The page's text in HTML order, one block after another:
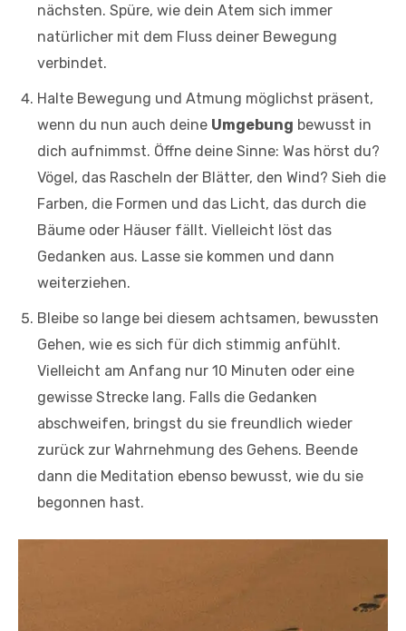
nächsten. Spüre, wie dein Atem sich immer
natürlicher mit dem Fluss deiner Bewegung
verbindet.
Halte Bewegung und Atmung möglichst präsent,
wenn du nun auch deine Umgebung bewusst in
dich aufnimmst. Öffne deine Sinne: Was hörst du?
Vögel, das Rascheln der Blätter, den Wind? Sieh die
Farben, die Formen und das Licht, das durch die
Bäume oder Häuser fällt. Vielleicht löst das
Gedanken aus. Lasse sie kommen und dann
weiterziehen.
Bleibe so lange bei diesem achtsamen, bewussten
Gehen, wie es sich für dich stimmig anfühlt.
Vielleicht am Anfang nur 10 Minuten oder eine
gewisse Strecke lang. Falls die Gedanken
abschweifen, bringst du sie freundlich wieder
zurück zur Wahrnehmung des Gehens. Beende
dann die Meditation ebenso bewusst, wie du sie
begonnen hast.